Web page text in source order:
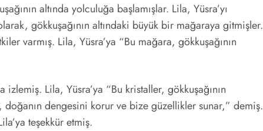
altında yolculuğa başlamışlar. Lila, Yüsra’yı
gökkuşağının altındaki büyük bir mağaraya gitmişler.
varmış. Lila, Yüsra’ya “Bu mağara, gökkuşağının
Lila, Yüsra’ya “Bu kristaller, gökkuşağının
dengesini korur ve bize güzellikler sunar,” demiş.
teşekkür etmiş.